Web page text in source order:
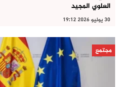
العلوي المجيد
30 يوليو 2026 19:12
مجتمع